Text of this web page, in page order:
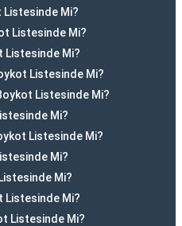
Listesinde Mi?
Listesinde Mi?
Listesinde Mi?
Listesinde Mi?
Listesinde Mi?
Mi?
Listesinde Mi?
Mi?
Mi?
Listesinde Mi?
Listesinde Mi?